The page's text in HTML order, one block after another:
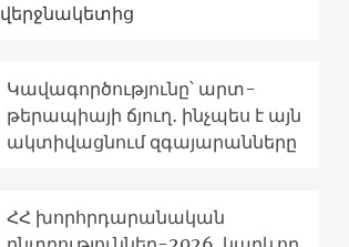
վերջնակետից
Կավագործությունը՝ արտ-
թերապիայի ճյուղ․ ինչպես է այն
ակտիվացնում զգայարանները
ՀՀ խորհրդարանական